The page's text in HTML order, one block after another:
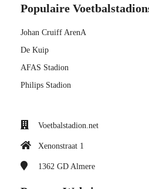
Populaire
Johan Cruiff ArenA
De Kuip
AFAS Stadion
Philips Stadion
Voetbalstadion.net
Xenonstraat 1
1362 GD Almere